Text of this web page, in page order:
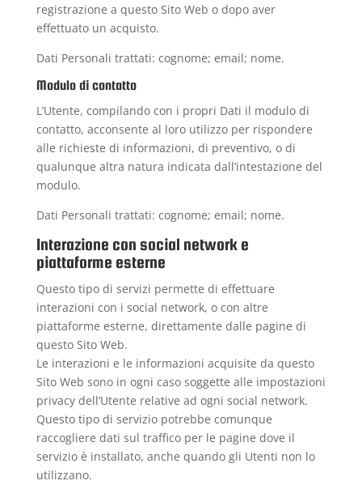
registrazione a questo Sito Web o dopo aver
effettuato un acquisto.
Dati Personali trattati: cognome; email; nome.
Modulo di contatto
L’Utente, compilando con i propri Dati il modulo di
contatto, acconsente al loro utilizzo per rispondere
alle richieste di informazioni, di preventivo, o di
qualunque altra natura indicata dall’intestazione del
modulo.
Dati Personali trattati: cognome; email; nome.
Interazione con social network e
piattaforme esterne
Questo tipo di servizi permette di effettuare
interazioni con i social network, o con altre
piattaforme esterne, direttamente dalle pagine di
questo Sito Web.
Le interazioni e le informazioni acquisite da questo
Sito Web sono in ogni caso soggette alle impostazioni
privacy dell’Utente relative ad ogni social network.
Questo tipo di servizio potrebbe comunque
raccogliere dati sul traffico per le pagine dove il
servizio è installato, anche quando gli Utenti non lo
utilizzano.